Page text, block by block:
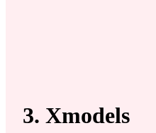
3. Xmodels